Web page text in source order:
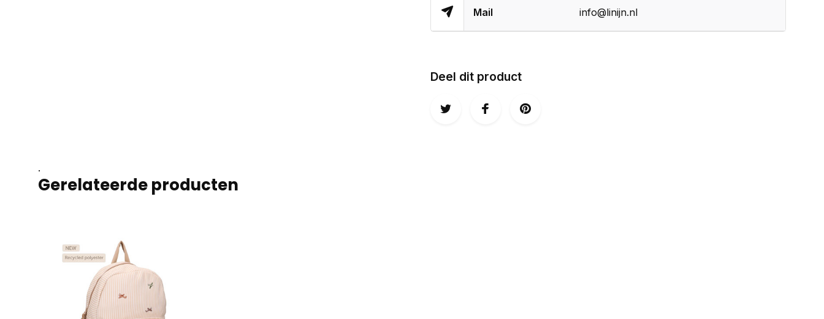
Mail info@linijn.nl
Deel dit product
.
Gerelateerde producten